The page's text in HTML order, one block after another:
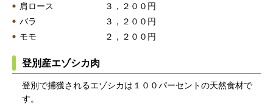
肩ロース ３，２００円
バラ ３，２００円
モモ ２，２００円
登別産エゾシカ肉
登別で捕獲されるエゾシカは１００パーセントの天然食材で
す。